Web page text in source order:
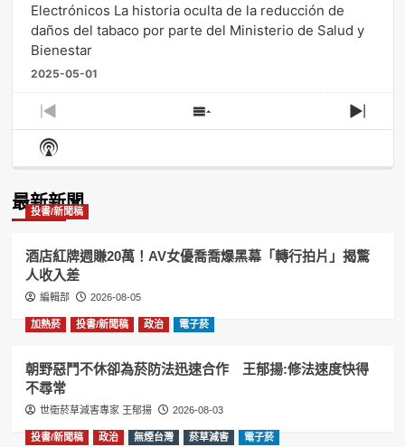
Electrónicos La historia oculta de la reducción de
daños del tabaco por parte del Ministerio de Salud y
Bienestar
2025-05-01
Previous
Episode
Show
Episodes
Next
Show
Podcast
最新新聞
投書/新聞稿
酒店紅牌週賺20萬！AV女優喬喬爆黑幕「轉行拍片」揭驚
人收入差
編輯部 2026-08-05
加熱菸 投書/新聞稿 政治 電子菸
朝野惡鬥不休卻為菸防法迅速合作 王郁揚:修法速度快得
不尋常
世衛菸草減害專家 王郁揚 2026-08-03
投書/新聞稿 政治 無煙台灣 菸草減害 電子菸